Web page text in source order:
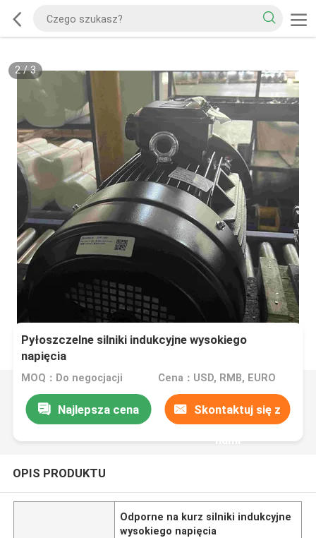
2/3
Pyłoszczelne silniki indukcyjne wysokiego
napięcia
MOQ：Do negocjacji Cena：USD, RMB, EURO
Najlepsza cena Skontaktuj się z
nami
OPIS PRODUKTU
Odporne na kurz silniki indukcyjne
wysokiego napięcia